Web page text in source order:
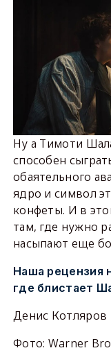
Ну а Тимоти
способен
обаятельного
ядро и символ
конфеты. И в
там, где нужно
насыпают еще
Наша
где блистает
Денис Котляров
Фото: Warner